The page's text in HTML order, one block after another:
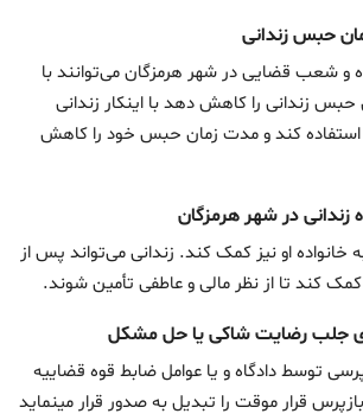
حبس زندانی
و شعب قضایی در شهر هرمزگان می‌توانند با
زندانی را کاهش دهد با اینکار زندانی
استفاده کند و مدت زمان حبس خود را کاهش
زندانی در شهر هرمزگان
خانواده او نیز کمک کند. زندانی می‌تواند پس از
کمک کند تا از نظر مالی و عاطفی تأمین شوند.
جلب رضایت شاکی یا حل مشکل
توسط دادگاه و یا عوامل ضابط قوه قضاییه
قرار موقت را تبدیل به صدور قرار مینماید